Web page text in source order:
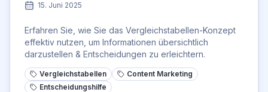
15. Juni 2025
Erfahren Sie, wie Sie das Vergleichstabellen-Konzept
effektiv nutzen, um Informationen übersichtlich
darzustellen & Entscheidungen zu erleichtern.
Vergleichstabellen
Content Marketing
Entscheidungshilfe